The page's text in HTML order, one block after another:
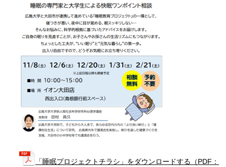
「睡眠プロジェクトチラシ」をダウンロードする（PDF：